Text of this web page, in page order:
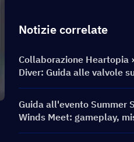
Notizie correlate
Collaborazione Heartopia
Diver: Guida alle valvole
ricompense
Guida all'evento Summer
Winds Meet: gameplay,
ricompense